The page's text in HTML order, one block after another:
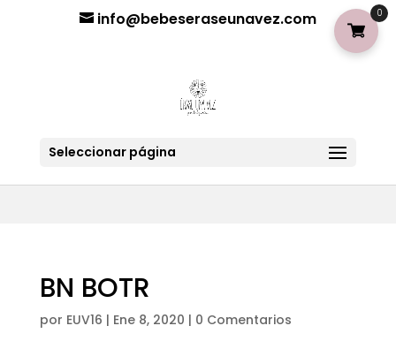
¡Aviso importante para tod@s! Si necesitan más información
info@bebeseraseunavez.com
Seleccionar página
BN BOTR
por EUV16 | Ene 8, 2020 | 0 Comentarios
0